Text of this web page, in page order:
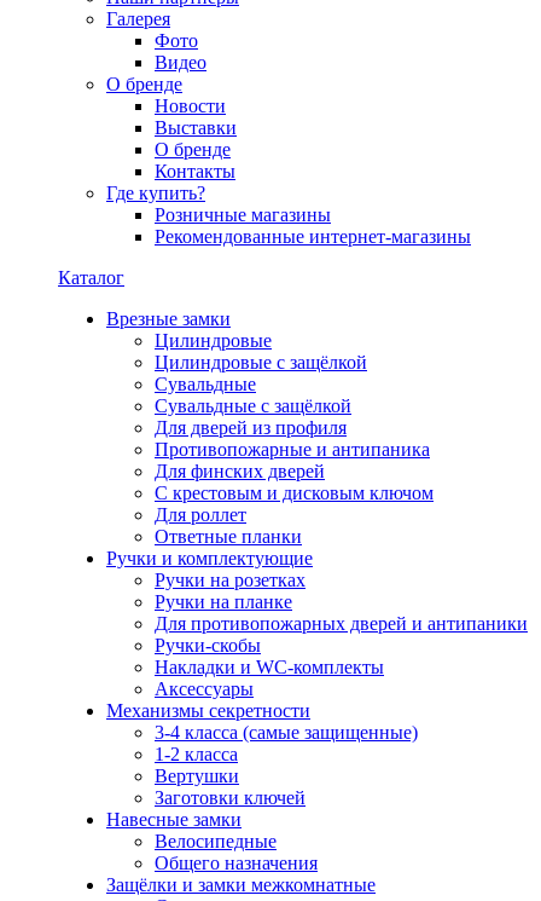
Галерея
Фото
Видео
О бренде
Новости
Выставки
О бренде
Контакты
Где купить?
Розничные магазины
Рекомендованные интернет-магазины
Каталог
Врезные замки
Цилиндровые
Цилиндровые с защёлкой
Сувальдные
Сувальдные с защёлкой
Для дверей из профиля
Противопожарные и антипаника
Для финских дверей
С крестовым и дисковым ключом
Для роллет
Ответные планки
Ручки и комплектующие
Ручки на розетках
Ручки на планке
Для противопожарных дверей и антипаники
Ручки-скобы
Накладки и WC-комплекты
Аксессуары
Механизмы секретности
3-4 класса (самые защищенные)
1-2 класса
Вертушки
Заготовки ключей
Навесные замки
Велосипедные
Общего назначения
Защёлки и замки межкомнатные